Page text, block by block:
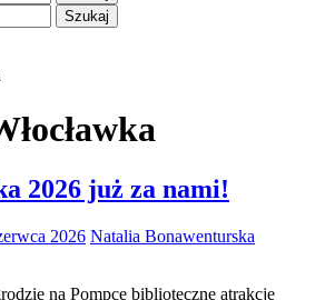
2026 już za nami!
2026 Natalia Bonawenturska
na Pompce biblioteczne atrakcje